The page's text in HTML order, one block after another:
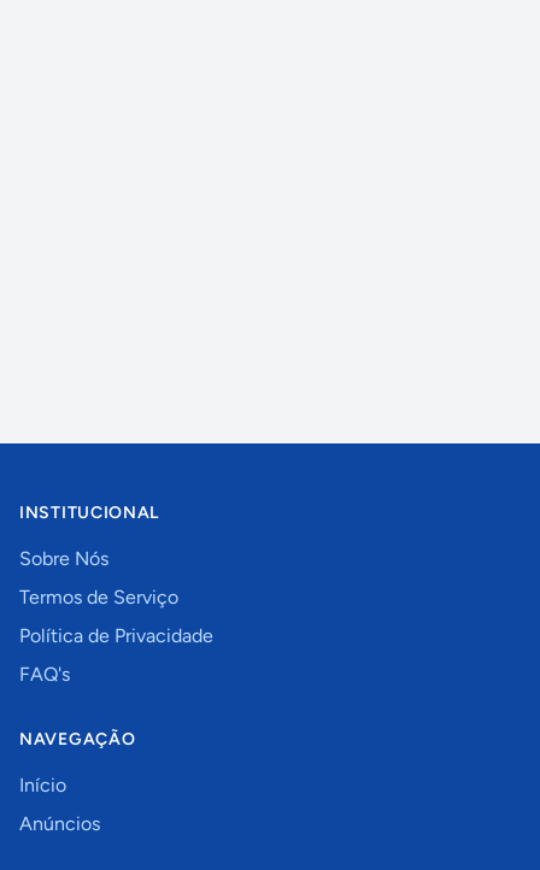
INSTITUCIONAL
Sobre Nós
Termos de Serviço
Política de Privacidade
FAQ's
NAVEGAÇÃO
Início
Anúncios